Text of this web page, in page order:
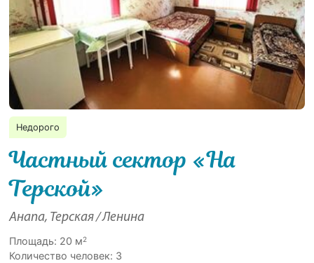
Недорого
Частный сектор «На
Терской»
Анапа, Терская / Ленина
Площадь: 20 м2
Количество человек: 3